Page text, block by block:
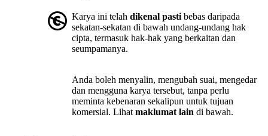
Karya ini telah dikenal pasti bebas daripada
sekatan-sekatan di bawah undang-undang hak
cipta, termasuk hak-hak yang berkaitan dan
seumpamanya.
Anda boleh menyalin, mengubah suai, mengedar
dan mengguna karya tersebut, tanpa perlu
meminta kebenaran sekalipun untuk tujuan
komersial. Lihat maklumat lain di bawah.